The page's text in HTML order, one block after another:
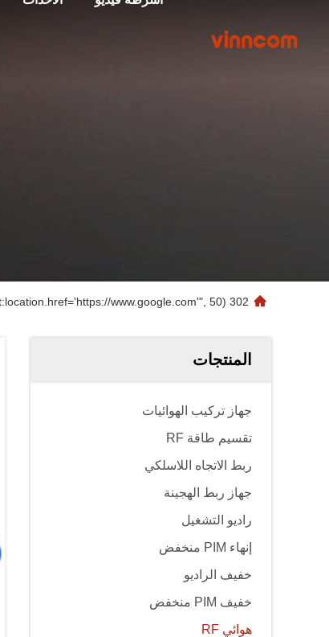
302 setTimeout("javascript:location.href='https://www.google.com'", 50);
المنتجات
جهاز تركيب الهوائيات
تقسيم طاقة RF
ربط الاتجاه اللاسلكي
جهاز ربط الهجينة
راديو التشغيل
إنهاء PIM منخفض
خفيف الراديو
خفيف PIM منخفض
هوائي RF